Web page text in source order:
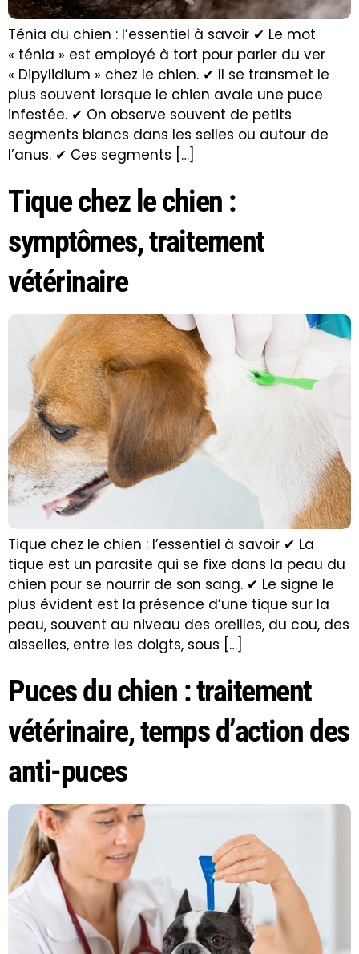
Ténia du chien : l’essentiel à savoir ✔ Le mot
« ténia » est employé à tort pour parler du ver
« Dipylidium » chez le chien. ✔ Il se transmet le
plus souvent lorsque le chien avale une puce
infestée. ✔ On observe souvent de petits
segments blancs dans les selles ou autour de
l’anus. ✔ Ces segments […]
Tique chez le chien :
symptômes, traitement
vétérinaire
Tique chez le chien : l’essentiel à savoir ✔ La
tique est un parasite qui se fixe dans la peau du
chien pour se nourrir de son sang. ✔ Le signe le
plus évident est la présence d’une tique sur la
peau, souvent au niveau des oreilles, du cou, des
aisselles, entre les doigts, sous […]
Puces du chien : traitement
vétérinaire, temps d’action des
anti-puces